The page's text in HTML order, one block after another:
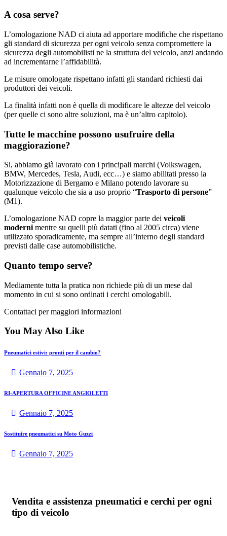
A cosa serve?
L’omologazione NAD ci aiuta ad apportare modifiche che rispettano
gli standard di sicurezza per ogni veicolo senza compromettere la
sicurezza degli automobilisti ne la struttura del veicolo, anzi andando
ad incrementarne l’affidabilità.
Le misure omologate rispettano infatti gli standard richiesti dai
produttori dei veicoli.
La finalità infatti non è quella di modificare le altezze del veicolo
(per quelle ci sono altre soluzioni, ma è un’altro capitolo).
Tutte le macchine possono usufruire della
maggiorazione?
Si, abbiamo già lavorato con i principali marchi (Volkswagen,
BMW, Mercedes, Tesla, Audi, ecc…) e siamo abilitati presso la
Motorizzazione di Bergamo e Milano potendo lavorare su
qualunque veicolo che sia a uso proprio “Trasporto di persone”
(M1).
L’omologazione NAD copre la maggior parte dei veicoli
moderni mentre su quelli più datati (fino al 2005 circa) viene
utilizzato sporadicamente, ma sempre all’interno degli standard
previsti dalle case automobilistiche.
Quanto tempo serve?
Mediamente tutta la pratica non richiede più di un mese dal
momento in cui si sono ordinati i cerchi omologabili.
Contattaci per maggiori informazioni
You May Also Like
Pneumatici estivi: pronti per il cambio?
Gennaio 7, 2025
RI-APERTURA OFFICINE ANGIOLETTI
Gennaio 7, 2025
Sostituire pneumatici su Moto Guzzi
Gennaio 7, 2025
Vendita e assistenza pneumatici e cerchi per ogni
tipo di veicolo
A AngioBot
Online